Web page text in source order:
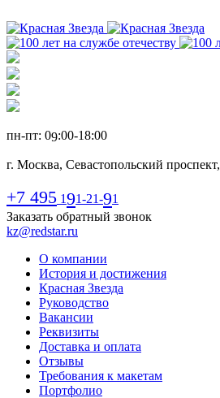
пн-пт: 09:00-18:00
г. Москва, Севастопольский проспект,
+7 495 191-21-91
Заказать обратный звонок
kz@redstar.ru
О компании
История и достижения
Красная Звезда
Руководство
Вакансии
Реквизиты
Доставка и оплата
Отзывы
Требования к макетам
Портфолио